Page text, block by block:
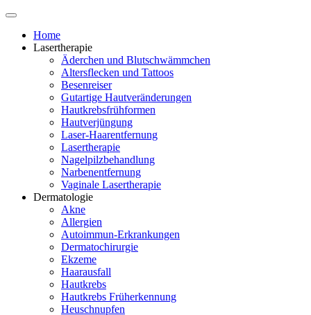
Home
Lasertherapie
Äderchen und Blutschwämmchen
Altersflecken und Tattoos
Besenreiser
Gutartige Hautveränderungen
Hautkrebsfrühformen
Hautverjüngung
Laser-Haarentfernung
Lasertherapie
Nagelpilzbehandlung
Narbenentfernung
Vaginale Lasertherapie
Dermatologie
Akne
Allergien
Autoimmun-Erkrankungen
Dermatochirurgie
Ekzeme
Haarausfall
Hautkrebs
Hautkrebs Früherkennung
Heuschnupfen